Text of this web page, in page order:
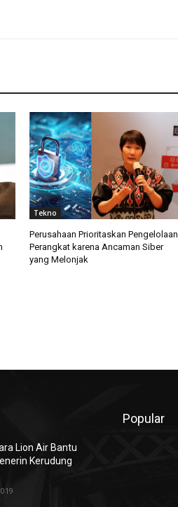
Tekno
Perusahaan Prioritaskan Pengelolaan
Perangkat karena Ancaman Siber
yang Melonjak
Lion Air Bantu
Kerudung
Popular